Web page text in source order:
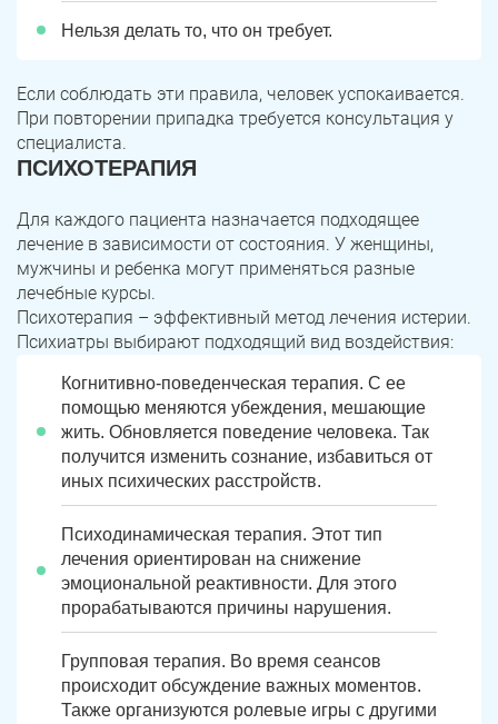
Нельзя делать то, что он требует.
Если соблюдать эти правила, человек успокаивается.
При повторении припадка требуется консультация у
специалиста.
ПСИХОТЕРАПИЯ
Для каждого пациента назначается подходящее
лечение в зависимости от состояния. У женщины,
мужчины и ребенка могут применяться разные
лечебные курсы.
Психотерапия – эффективный метод лечения истерии.
Психиатры выбирают подходящий вид воздействия:
Когнитивно-поведенческая терапия. С ее
помощью меняются убеждения, мешающие
жить. Обновляется поведение человека. Так
получится изменить сознание, избавиться от
иных психических расстройств.
Психодинамическая терапия. Этот тип
лечения ориентирован на снижение
эмоциональной реактивности. Для этого
прорабатываются причины нарушения.
Групповая терапия. Во время сеансов
происходит обсуждение важных моментов.
Также организуются ролевые игры с другими
ПОЛУЧИТЬ ПОМОЩЬ
ЗАДАТЬ ВОПРОС
ПОЛУЧИТЬ ПОМОЩЬ
Касли Роза
Челябинск Сим
Красногорский Нязепетровск
Первомайский Карабаш
ПОЛУЧИТЬ ПОМОЩЬ